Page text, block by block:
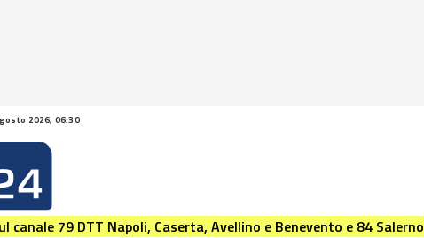
2026, 06:30
canale 79 DTT Napoli, Caserta, Avellino e Benevento e 84 Salerno